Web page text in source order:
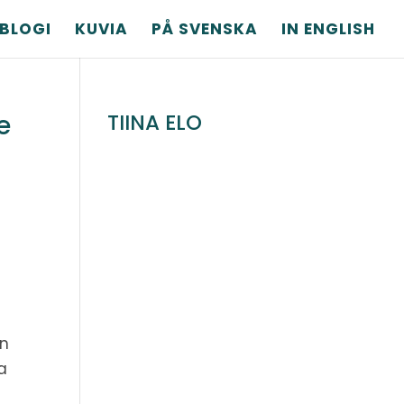
BLOGI KUVIA PÅ SVENSKA IN ENGLISH
TIINA ELO